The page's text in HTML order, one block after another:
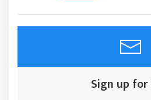
Sign up